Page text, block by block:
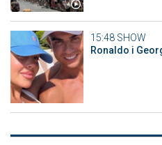
15:48 SHOW
Ronaldo i